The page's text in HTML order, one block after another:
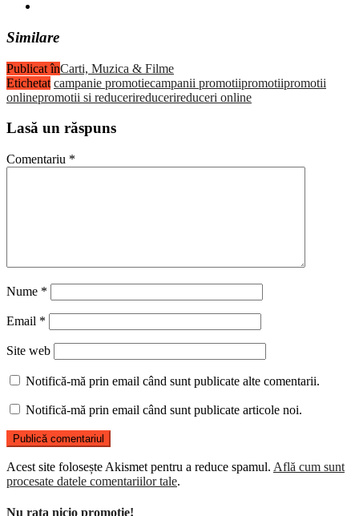
Similare
Publicat înCarti, Muzica & Filme
Etichetat campanie promotiecampanii promotiipromotiipromotii
onlinepromotii si reducerireducerireduceri online
Lasă un răspuns
Comentariu *
Nume *
Email *
Site web
Notifică-mă prin email când sunt publicate alte comentarii.
Notifică-mă prin email când sunt publicate articole noi.
Acest site folosește Akismet pentru a reduce spamul. Află cum sunt
procesate datele comentariilor tale.
Nu rata nicio promotie!